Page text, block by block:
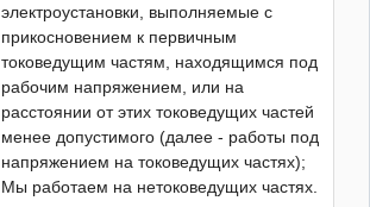
электроустановки, выполняемые с
прикосновением к первичным
токоведущим частям, находящимся под
рабочим напряжением, или на
расстоянии от этих токоведущих частей
менее допустимого (далее - работы под
напряжением на токоведущих частях);
Мы работаем на нетоковедущих частях.